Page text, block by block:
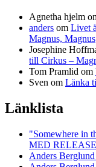
Agnetha hjelm
anders om Livet
Magnus, Magnus
Josephine
till Cirkus –
Tom Pramlid om
Sven om Länka
Länklista
"Somewhere in
MED
Anders Berglund